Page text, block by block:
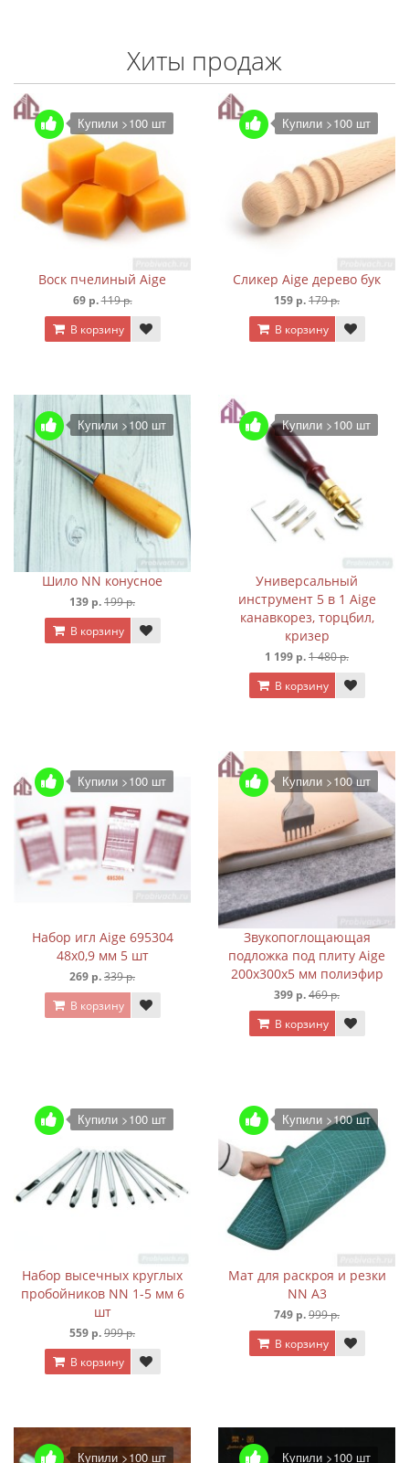
Хиты продаж
Купили >100 шт
Воск пчелиный Aige
69 р.119 р.
В корзину
Купили >100 шт
Сликер Aige дерево бук
159 р.179 р.
В корзину
Купили >100 шт
Шило NN конусное
139 р.199 р.
В корзину
Купили >100 шт
Универсальный
инструмент 5 в 1 Aige
канавкорез, торцбил,
кризер
1 199 р.1 480 р.
В корзину
Купили >100 шт
Набор игл Aige 695304
48х0,9 мм 5 шт
269 р.339 р.
В корзину
Купили >100 шт
Звукопоглощающая
подложка под плиту Aige
200х300х5 мм полиэфир
399 р.469 р.
В корзину
Купили >100 шт
Набор высечных круглых
пробойников NN 1-5 мм 6
шт
559 р.999 р.
В корзину
Купили >100 шт
Мат для раскроя и резки
NN А3
749 р.999 р.
В корзину
Купили >100 шт Купили >100 шт